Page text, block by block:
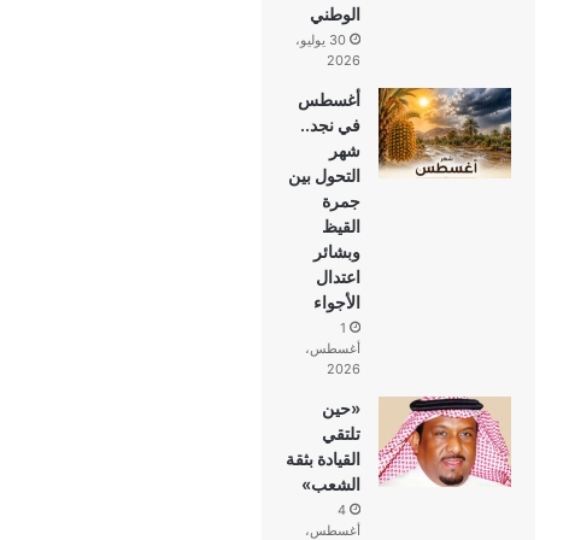
الوطني
30 يوليو،
2026
أغسطس
في نجد..
شهر
التحول بين
جمرة
القيظ
وبشائر
اعتدال
الأجواء
1
أغسطس،
2026
«حين
تلتقي
القيادة بثقة
الشعب»
4
أغسطس،